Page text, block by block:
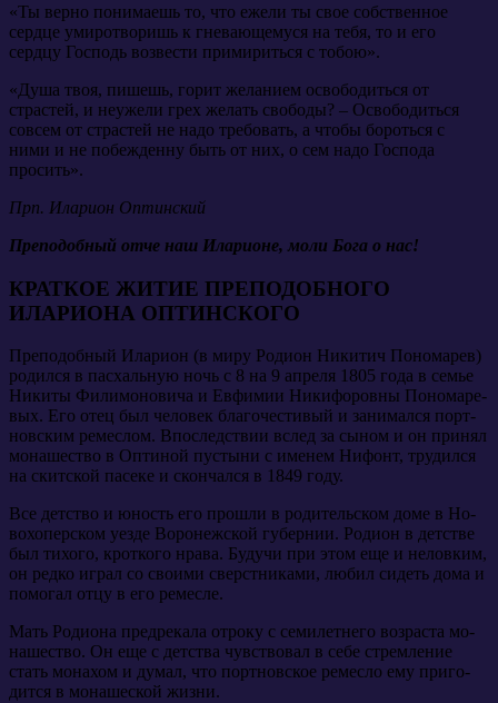
«Ты верно понимаешь то, что ежели ты свое собственное
сердце умиротворишь к гневающемуся на тебя, то и его
сердцу Господь возвести примириться с тобою».
«Душа твоя, пишешь, горит желанием освободиться от
страстей, и неужели грех желать свободы? – Освободиться
совсем от страстей не надо требовать, а чтобы бороться с
ними и не побежденну быть от них, о сем надо Господа
просить».
Прп. Иларион Оптинский
Преподобный отче наш Иларионе, моли Бога о нас!
КРАТКОЕ ЖИТИЕ ПРЕПОДОБНОГО
ИЛАРИОНА ОПТИНСКОГО
Пре­по­доб­ный Ила­ри­он (в ми­ру Ро­ди­он Ни­ки­тич По­но­ма­рев)
ро­дил­ся в пас­халь­ную ночь с 8 на 9 ап­ре­ля 1805 го­да в се­мье
Ни­ки­ты Фили­мо­но­ви­ча и Ев­фи­мии Ни­ки­фо­ров­ны По­но­ма­ре­
вых. Его отец был че­ло­век бла­го­че­сти­вый и за­ни­мал­ся порт­
нов­ским ре­меслом. Впо­след­ствии вслед за сы­ном и он при­нял
мо­на­ше­ство в Оп­ти­ной пу­сты­ни с име­нем Ни­фонт, тру­дил­ся
на скит­ской па­се­ке и скон­чал­ся в 1849 го­ду.
Все дет­ство и юность его про­шли в ро­ди­тель­ском до­ме в Но­
во­хопер­ском уез­де Во­ро­неж­ской гу­бер­нии. Ро­ди­он в дет­стве
был ти­хо­го, крот­ко­го нра­ва. Бу­дучи при этом еще и нелов­ким,
он ред­ко иг­рал со сво­и­ми сверст­ни­ка­ми, лю­бил си­деть до­ма и
по­мо­гал от­цу в его ре­мес­ле.
Мать Ро­ди­о­на пред­ре­ка­ла от­ро­ку с се­ми­лет­не­го воз­рас­та мо­
на­ше­ство. Он еще с дет­ства чув­ство­вал в се­бе стрем­ле­ние
стать мо­на­хом и ду­мал, что порт­нов­ское ре­мес­ло ему при­го­
дит­ся в мо­на­ше­ской жиз­ни.